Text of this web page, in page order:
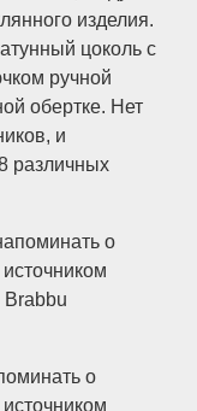
изделия.
цоколь с
ручной
обертке. Нет
и
различных
о